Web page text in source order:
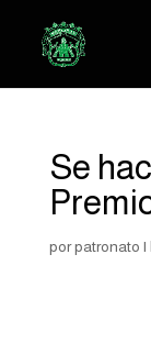
Se
porpatronato |